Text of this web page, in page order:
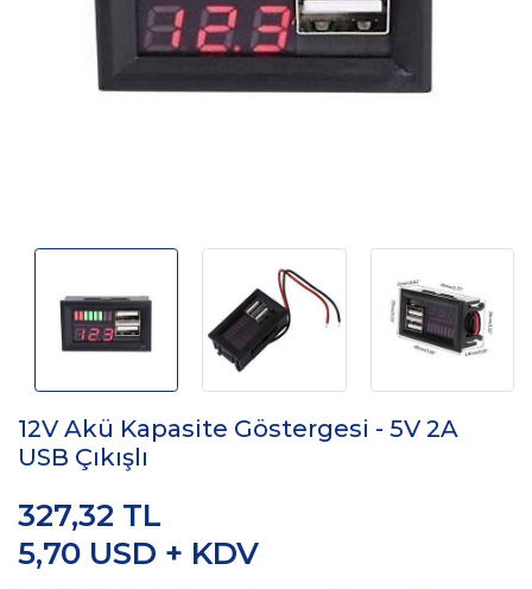
12V Akü Kapasite Göstergesi - 5V 2A
USB Çıkışlı
5,70 USD + KDV
327,32 TL